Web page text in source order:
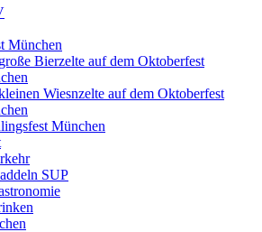
München
Bierzelte auf dem Oktoberfest
Wiesnzelte auf dem Oktoberfest
München
SUP